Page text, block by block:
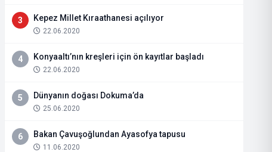
3 Kepez Millet Kıraathanesi açılıyor
22.06.2020
4 Konyaaltı’nın kreşleri için ön kayıtlar başladı
22.06.2020
5 Dünyanın doğası Dokuma’da
25.06.2020
6 Bakan Çavuşoğlundan Ayasofya tapusu
11.06.2020